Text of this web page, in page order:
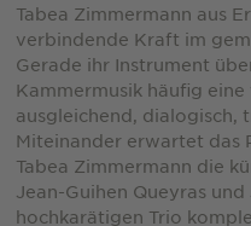
Tabea Zimmermann aus
verbindende Kraft im
Gerade ihr Instrument
Kammermusik häufig
ausgleichend, dialogisch,
Miteinander erwartet das
Tabea Zimmermann die
Jean-Guihen Queyras
hochkarätigen Trio